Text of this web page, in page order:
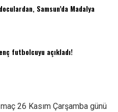
Samsun’da Madalya
futbolcuyu açıkladı!
26 Kasım Çarşamba günü